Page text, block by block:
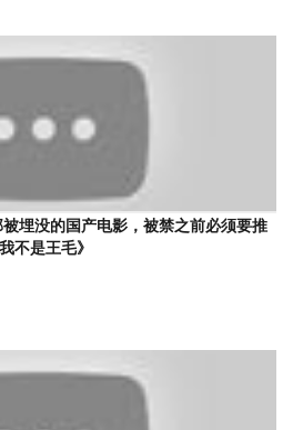
埋没的国产电影，被禁之前必须要推
不是王毛》